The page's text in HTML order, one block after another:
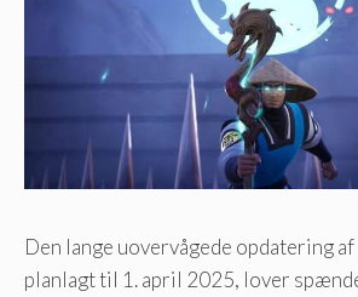
Den lange uovervågede opdatering
planlagt til 1. april 2025, lover